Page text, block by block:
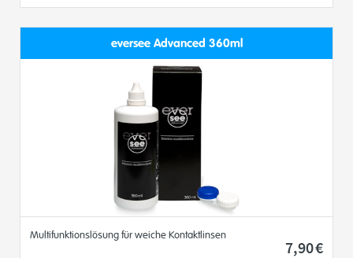
eversee Advanced 360ml
Multifunktionslösung für weiche Kontaktlinsen
7,90€